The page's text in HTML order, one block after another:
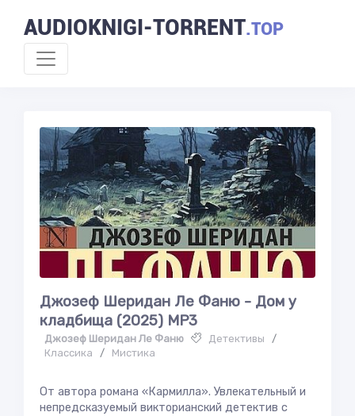
AUDIOKNIGI-TORRENT.TOP
Джозеф Шеридан Ле Фаню - Дом у
кладбища (2025) MP3
Джозеф Шеридан Ле Фаню Детективы
/
Классика
/ Мистика
От автора романа «Кармилла». Увлекательный и
непредсказуемый викторианский детектив с